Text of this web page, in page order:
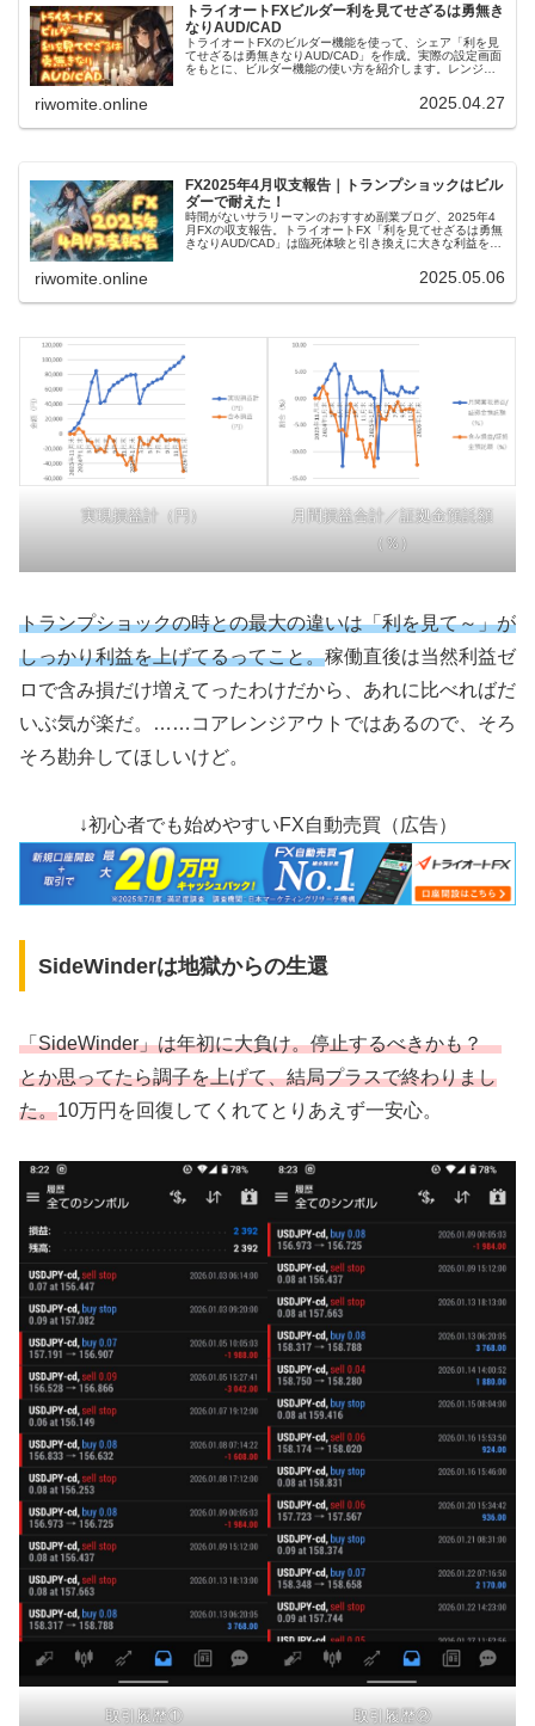
トライオートFXビルダー利を見てせざるは勇無き
なりAUD/CAD
トライオートFXのビルダー機能を使って、シェア「利を見
てせざるは勇無きなりAUD/CAD」を作成。実際の設定画面
をもとに、ビルダー機能の使い方を紹介します。レンジア
riwomite.online 2025.04.27
FX2025年4月収支報告｜トランプショックはビル
ダーで耐えた！
時間がないサラリーマンのおすすめ副業ブログ、2025年4
月FXの収支報告。トライオートFX「利を見てせざるは勇無
きなりAUD/CAD」は臨死体験と引き換えに大きな利益をゲ
riwomite.online 2025.05.06
実現損益計（円）
月間損益合計／証拠金預託額
（％）
トランプショックの時との最大の違いは「利を見て～」が
しっかり利益を上げてるってこと。稼働直後は当然利益ゼ
ロで含み損だけ増えてったわけだから、あれに比べればだ
いぶ気が楽だ。……コアレンジアウトではあるので、そろ
そろ勘弁してほしいけど。
↓初心者でも始めやすいFX自動売買（広告）
SideWinderは地獄からの生還
「SideWinder」は年初に大負け。停止するべきかも？
とか思ってたら調子を上げて、結局プラスで終わりまし
た。10万円を回復してくれてとりあえず一安心。
取引履歴① 取引履歴②